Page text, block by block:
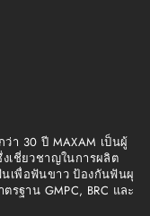
า 30 ปี MAXAM เป็นผู้
ชี่ยวชาญในการผลิต
เพื่อฟันขาว ป้องกันฟันผุ
รฐาน GMPC, BRC และ